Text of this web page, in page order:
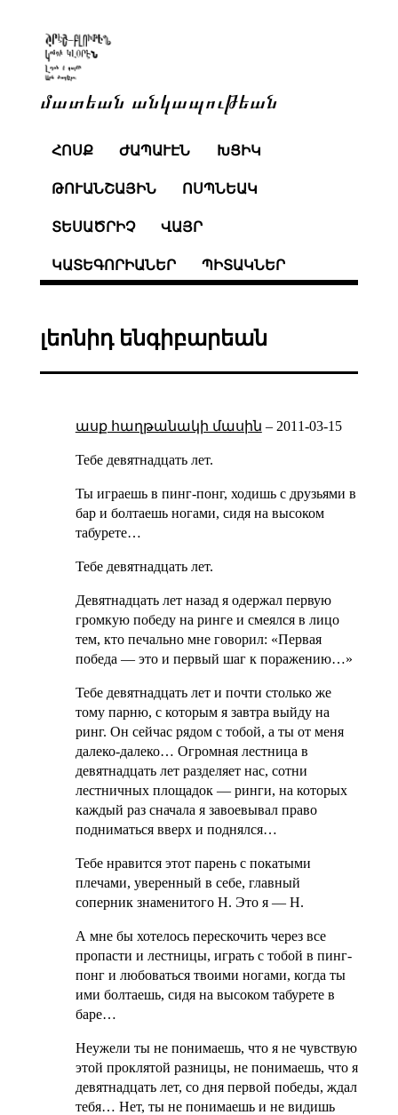
մատեան անկապութեան
ՀՈՍՔ ԺԱՊԱՒԷՆ ԽՑԻԿ
ԹՈՒԱՆՇԱՅԻՆ ՈՍՊՆԵԱԿ
ՏԵՍԱԾՐԻՉ ՎԱՅՐ
ԿԱՏԵԳՈՐԻԱՆԵՐ ՊԻՏԱԿՆԵՐ
լեոնիդ ենգիբարեան
ասք հաղթանակի մասին – 2011-03-15
Тебе девятнадцать лет.
Ты играешь в пинг-понг, ходишь с друзьями в
бар и болтаешь ногами, сидя на высоком
табурете…
Тебе девятнадцать лет.
Девятнадцать лет назад я одержал первую
громкую победу на ринге и смеялся в лицо
тем, кто печально мне говорил: «Первая
победа — это и первый шаг к поражению…»
Тебе девятнадцать лет и почти столько же
тому парню, с которым я завтра выйду на
ринг. Он сейчас рядом с тобой, а ты от меня
далеко-далеко… Огромная лестница в
девятнадцать лет разделяет нас, сотни
лестничных площадок — ринги, на которых
каждый раз сначала я завоевывал право
подниматься вверх и поднялся…
Тебе нравится этот парень с покатыми
плечами, уверенный в себе, главный
соперник знаменитого Н. Это я — Н.
А мне бы хотелось перескочить через все
пропасти и лестницы, играть с тобой в пинг-
понг и любоваться твоими ногами, когда ты
ими болтаешь, сидя на высоком табурете в
баре…
Неужели ты не понимаешь, что я не чувствую
этой проклятой разницы, не понимаешь, что я
девятнадцать лет, со дня первой победы, ждал
тебя… Нет, ты не понимаешь и не видишь